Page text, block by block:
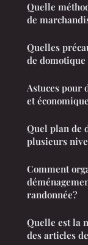
Quelle
de
Quelles
de
Astuces pour
et
Quel plan de
plusieurs
Comment
randonnée?
Quelle est la
des articles